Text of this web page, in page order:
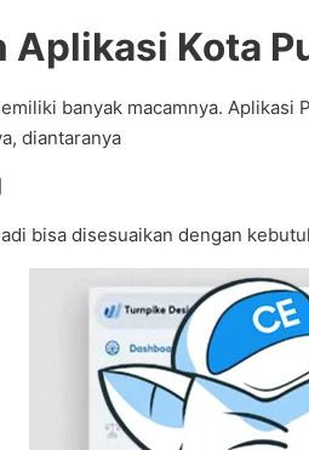
Aplikasi Kota
banyak macamnya. Aplikasi
diantaranya
bisa disesuaikan dengan